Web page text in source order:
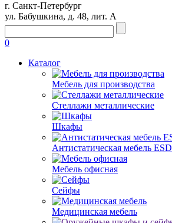
г. Санкт-Петербург
ул. Бабушкина, д. 48, лит. А
0
Каталог
Мебель для производства
Стеллажи металлические
Шкафы
Антистатическая мебель ESD
Мебель офисная
Сейфы
Медицинская мебель